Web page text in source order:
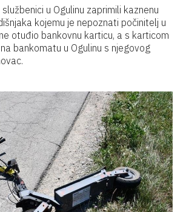
u Ogulinu zaprimili kaznenu
kojemu je nepoznati počinitelj u
otuđio bankovnu karticu, a s karticom
bankomatu u Ogulinu s njegovog